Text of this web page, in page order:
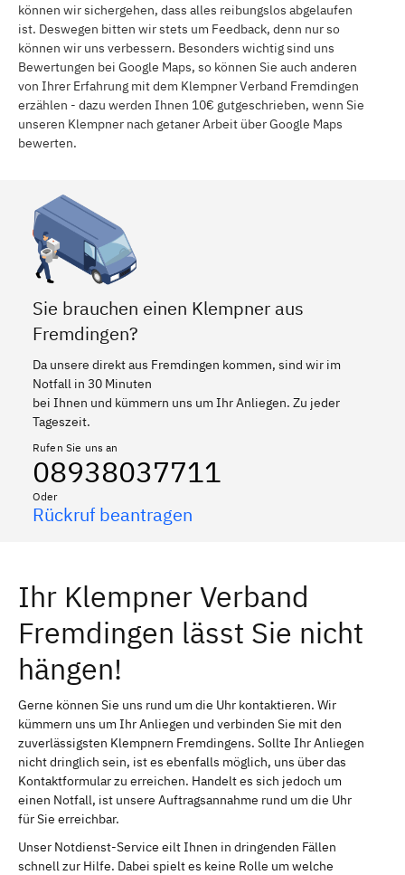
können wir sichergehen, dass alles reibungslos abgelaufen
ist. Deswegen bitten wir stets um Feedback, denn nur so
können wir uns verbessern. Besonders wichtig sind uns
Bewertungen bei Google Maps, so können Sie auch anderen
von Ihrer Erfahrung mit dem Klempner Verband Fremdingen
erzählen - dazu werden Ihnen 10€ gutgeschrieben, wenn Sie
unseren Klempner nach getaner Arbeit über Google Maps
bewerten.
Sie brauchen einen Klempner aus
Fremdingen?
Da unsere direkt aus Fremdingen kommen, sind wir im
Notfall in 30 Minuten
bei Ihnen und kümmern uns um Ihr Anliegen. Zu jeder
Tageszeit.
Rufen Sie uns an
08938037711
Oder
Rückruf beantragen
Ihr Klempner Verband
Fremdingen lässt Sie nicht
hängen!
Gerne können Sie uns rund um die Uhr kontaktieren. Wir
kümmern uns um Ihr Anliegen und verbinden Sie mit den
zuverlässigsten Klempnern Fremdingens. Sollte Ihr Anliegen
nicht dringlich sein, ist es ebenfalls möglich, uns über das
Kontaktformular zu erreichen. Handelt es sich jedoch um
einen Notfall, ist unsere Auftragsannahme rund um die Uhr
für Sie erreichbar.
Unser Notdienst-Service eilt Ihnen in dringenden Fällen
schnell zur Hilfe. Dabei spielt es keine Rolle um welche